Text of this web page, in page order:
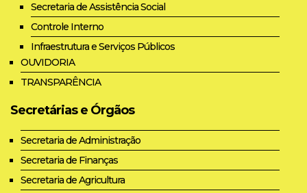
Secretaria de Assistência Social
Controle Interno
Infraestrutura e Serviços Públicos
OUVIDORIA
TRANSPARÊNCIA
Secretárias e Órgãos
Secretaria de Administração
Secretaria de Finanças
Secretaria de Agricultura